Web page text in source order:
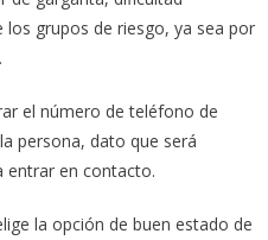
grupos de riesgo, ya sea por
el número de teléfono de
persona, dato que será
entrar en contacto.
la opción de buen estado de